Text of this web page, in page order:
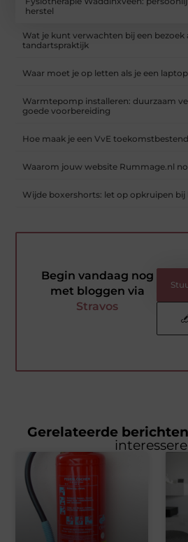
herstel
Wat je kunt verwachten bij een bezoek
tandartspraktijk
Waar moet je op letten als je een
Warmtepomp installeren: duurzaam
goede voorbereiding
Hoe maak je een VvE
Waarom jouw website Rummage.nl
Wijde boxershorts: let op opkruipen bij
Begin vandaag nog
met bloggen via
Stravos
Gerelateerde berichten